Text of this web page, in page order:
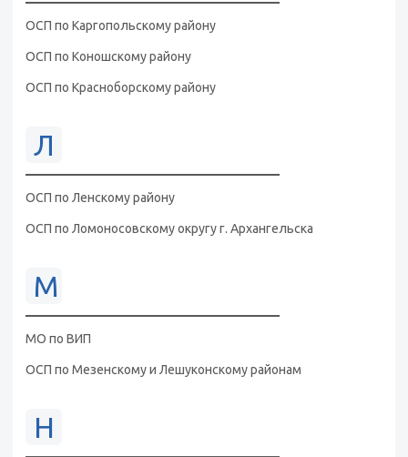
ОСП по Каргопольскому району
ОСП по Коношскому району
ОСП по Красноборскому району
Л
ОСП по Ленскому району
ОСП по Ломоносовскому округу г. Архангельска
М
МО по ВИП
ОСП по Мезенскому и Лешуконскому районам
Н